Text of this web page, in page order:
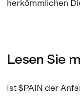
herkömmlichen
Lesen Sie
Ist $PAIN der